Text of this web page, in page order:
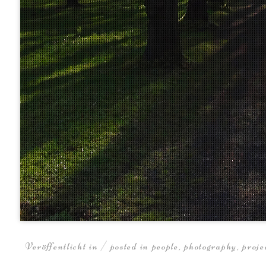
Veröffentlicht in / posted in people,photography,